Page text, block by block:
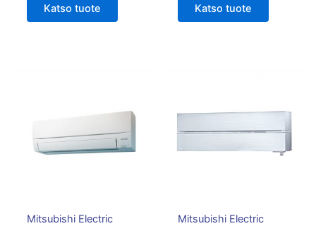
Katso tuote Katso tuote
Mitsubishi Electric
Mitsubishi Electric
Voit